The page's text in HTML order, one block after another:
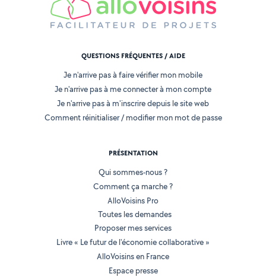
QUESTIONS FRÉQUENTES / AIDE
Je n'arrive pas à faire vérifier mon mobile
Je n'arrive pas à me connecter à mon compte
Je n'arrive pas à m'inscrire depuis le site web
Comment réinitialiser / modifier mon mot de passe
PRÉSENTATION
Qui sommes-nous ?
Comment ça marche ?
AlloVoisins Pro
Toutes les demandes
Proposer mes services
Livre « Le futur de l'économie collaborative »
AlloVoisins en France
Espace presse